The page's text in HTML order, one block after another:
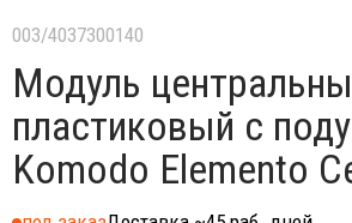
003/4037300140
Модуль
пластиковый с
Komodo Elemento